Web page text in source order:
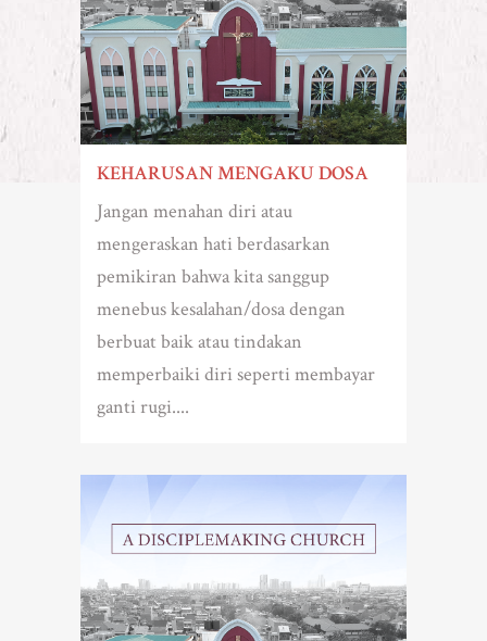
KEHARUSAN MENGAKU DOSA
Jangan menahan diri atau
mengeraskan hati berdasarkan
pemikiran bahwa kita sanggup
menebus kesalahan/dosa dengan
berbuat baik atau tindakan
memperbaiki diri seperti membayar
ganti rugi....